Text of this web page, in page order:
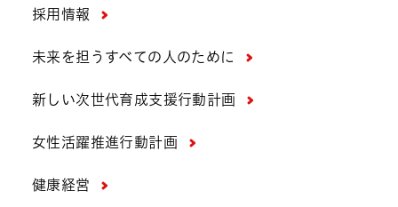
採用情報
未来を担うすべての人のために
新しい次世代育成支援行動計画
女性活躍推進行動計画
健康経営